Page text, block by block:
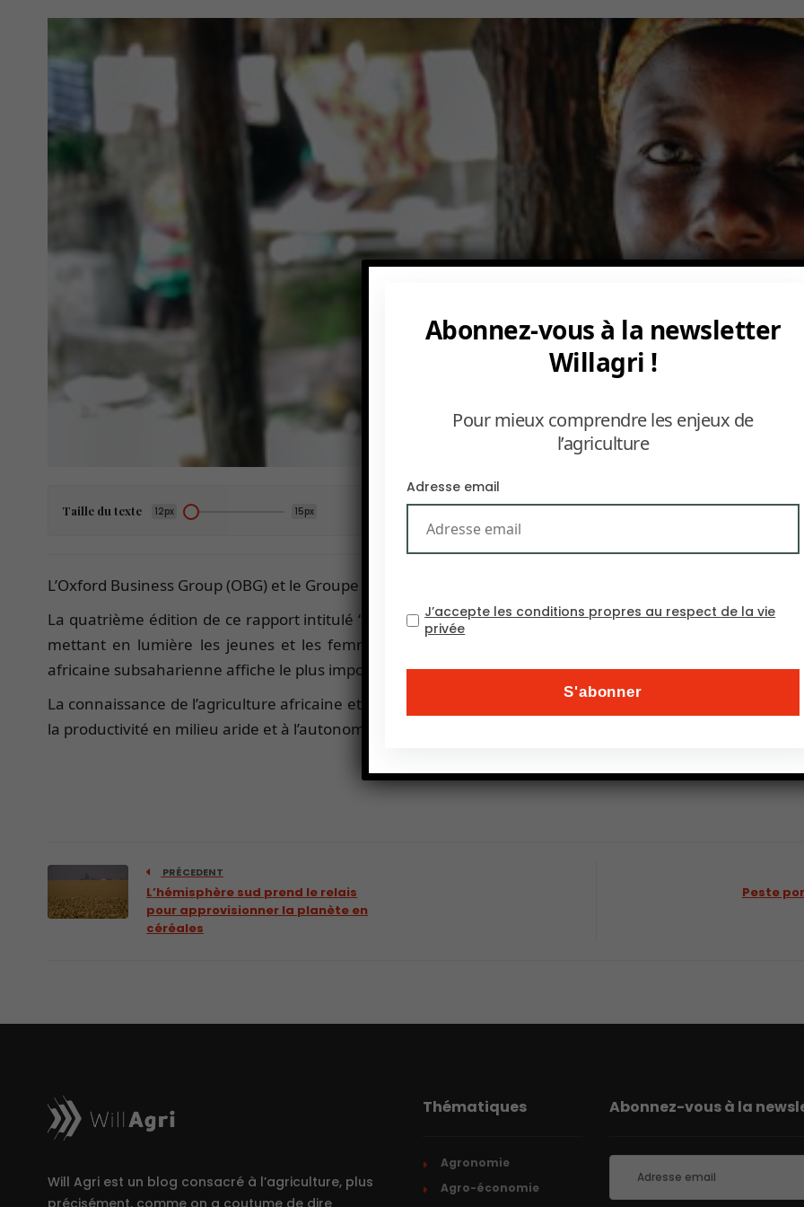
Taille du texte 12px 15px
L’Oxford Business Group (OBG) et le Groupe OCP ont collaboré à la publication d’un rapport sur les
La quatrième édition de ce rapport intitulé “
Agriculture in Africa 2023” décrypte les nouvelles formes
mettant en lumière les jeunes et les femmes, ce qui renforce l’importance de ce secteur sur le
africaine subsaharienne affiche le plus important taux de croissance dans le monde : +4,3%.
La connaissance de l’agriculture africaine et de ses tendances doit permettre de mieux penser les
la productivité en milieu aride et à l’autonomisation des populations fragiles que représentent les jeunes
PRÉCEDENT
L’hémisphère sud prend le relais
pour approvisionner la planète en
céréales
Peste
Will Agri est un blog consacré à l’agriculture, plus
précisément, comme on a coutume de dire
Thématiques
Agronomie
Agro-économie
Abonnez-vous à la
Abonnez-vous à la newsletter
Willagri !
Pour mieux comprendre les enjeux de
l’agriculture
Adresse email
J’accepte les conditions propres au respect de la vie
privée